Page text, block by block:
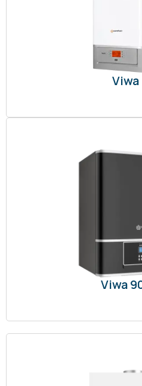
Viwa
Viwa